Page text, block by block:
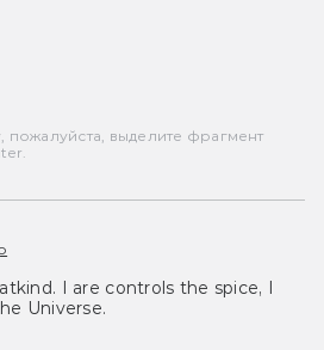
пожалуйста, выделите фрагмент
I are controls the spice, I
Universe.